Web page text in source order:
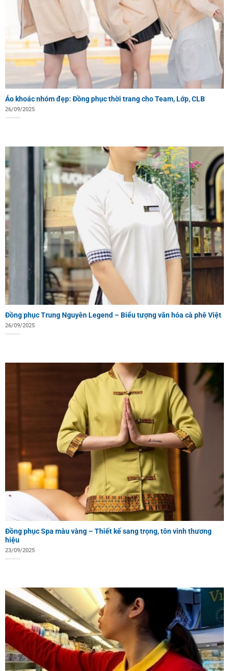
Áo khoác nhóm đẹp: Đồng phục thời trang cho Team, Lớp, CLB
26/09/2025
Đồng phục Trung Nguyên Legend – Biểu tượng văn hóa cà phê Việt
26/09/2025
Đồng phục Spa màu vàng – Thiết kế sang trọng, tôn vinh thương
hiệu
23/09/2025